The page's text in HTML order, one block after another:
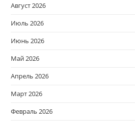
Август 2026
Июль 2026
Июнь 2026
Май 2026
Апрель 2026
Март 2026
Февраль 2026